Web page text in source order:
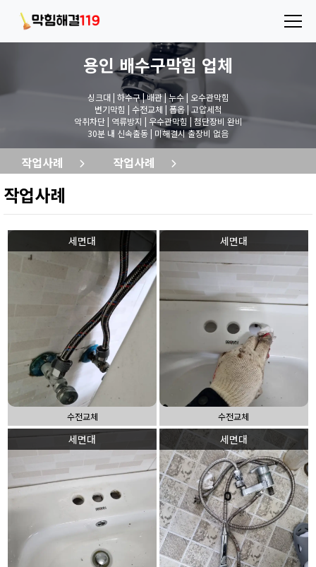
용인 배수구막힘 업체
싱크대 | 하수구 | 배관 | 누수 | 오수관막힘
변기막힘 | 수전교체 | 폽옵 | 고압세척
악취차단 | 역류방지 | 우수관막힘 | 첨단장비 완비
30분 내 신속출동 | 미해결시 출장비 없음
작업사례 작업사례
작업사례
세면대
수전교체
세면대
수전교체
세면대 세면대